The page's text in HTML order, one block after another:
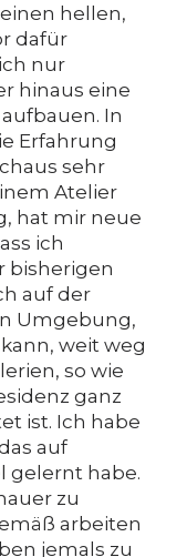
hellen,
dafür
nur
hinaus eine
In
Erfahrung
sehr
Atelier
hat mir neue
ich
bisherigen
auf der
Umgebung,
weit weg
so wie
ganz
ist. Ich habe
auf
gelernt habe.
zu
arbeiten
jemals zu